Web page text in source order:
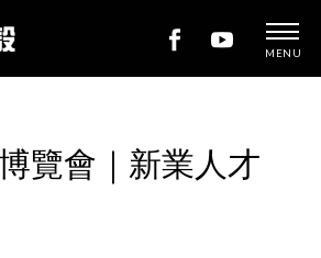
MENU
覽會｜新業人才